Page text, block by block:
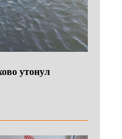
утонул